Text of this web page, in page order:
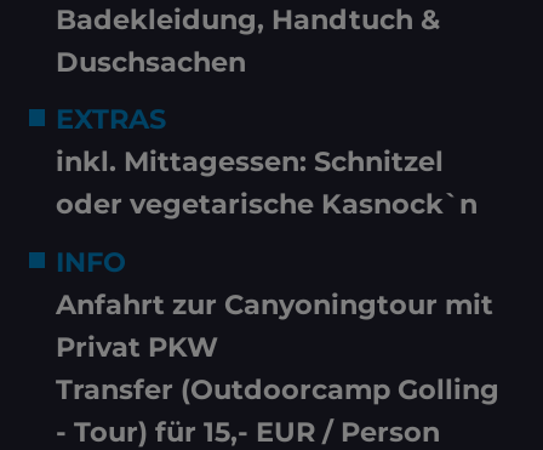
Badekleidung, Handtuch &
Duschsachen
EXTRAS
inkl. Mittagessen: Schnitzel
oder vegetarische Kasnock`n
INFO
Anfahrt zur Canyoningtour mit
Privat PKW
Transfer (Outdoorcamp Golling
- Tour) für 15,- EUR / Person